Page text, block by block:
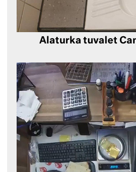
Alaturka tuvalet